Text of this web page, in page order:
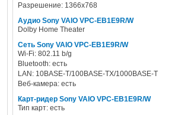
Разрешение: 1366x768
Аудио Sony VAIO VPC-EB1E9R/W
Dolby Home Theater
Сеть Sony VAIO VPC-EB1E9R/W
Wi-Fi: 802.11 b/g
Bluetooth: есть
LAN: 10BASE-T/100BASE-TX/1000BASE-T
Веб-камера: есть
Карт-ридер Sony VAIO VPC-EB1E9R/W
Тип карт: есть